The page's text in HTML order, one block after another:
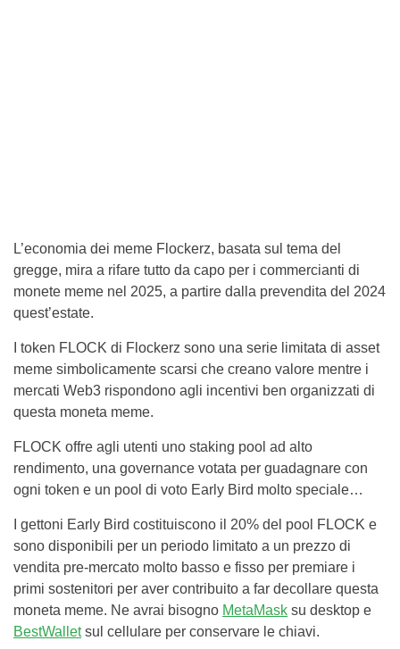
L’economia dei meme Flockerz, basata sul tema del
gregge, mira a rifare tutto da capo per i commercianti di
monete meme nel 2025, a partire dalla prevendita del 2024
quest’estate.
I token FLOCK di Flockerz sono una serie limitata di asset
meme simbolicamente scarsi che creano valore mentre i
mercati Web3 rispondono agli incentivi ben organizzati di
questa moneta meme.
FLOCK offre agli utenti uno staking pool ad alto
rendimento, una governance votata per guadagnare con
ogni token e un pool di voto Early Bird molto speciale…
I gettoni Early Bird costituiscono il 20% del pool FLOCK e
sono disponibili per un periodo limitato a un prezzo di
vendita pre-mercato molto basso e fisso per premiare i
primi sostenitori per aver contribuito a far decollare questa
moneta meme. Ne avrai bisogno MetaMask su desktop e
BestWalletsul cellulare per conservare le chiavi.